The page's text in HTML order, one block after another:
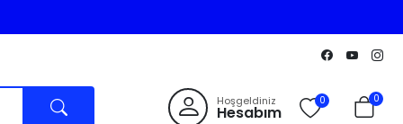
Hoşgeldiniz
Hesabım
0 0